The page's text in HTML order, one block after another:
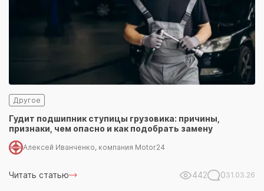
Другое
Гудит подшипник ступицы грузовика: причины,
признаки, чем опасно и как подобрать замену
Алексей Иванченко, компания Motor24
Читать статью 442 031.03.26